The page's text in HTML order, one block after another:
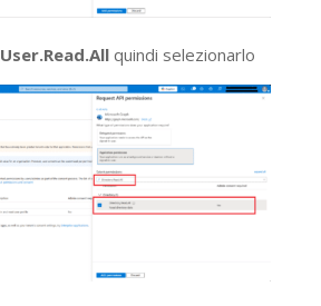
User.Read.Allquindi selezionarlo